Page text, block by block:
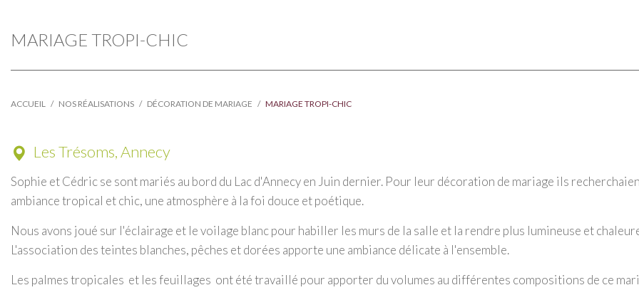
MARIAGE TROPI-CHIC
ACCUEIL NOS RÉALISATIONS DÉCORATION DE MARIAGE MARIAGE TROPI-CHIC
Les Trésoms, Annecy
Sophie et Cédric se sont mariés au bord du Lac d'Annecy en Juin dernier. Pour leur décoration de mariage ils
ambiance tropical et chic, une atmosphère à la foi douce et poétique.
Nous avons joué sur l'éclairage et le voilage blanc pour habiller les murs de la salle et la rendre plus lumineuse et
L'association des teintes blanches, pêches et dorées apporte une ambiance délicate à l'ensemble.
Les palmes tropicales et les feuillages ont été travaillé pour apporter du volumes au différentes compositions de ce